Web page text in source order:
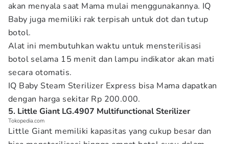
akan menyala saat Mama mulai menggunakannya. IQ
Baby juga memiliki rak terpisah untuk dot dan tutup
botol.
Alat ini membutuhkan waktu untuk mensterilisasi
botol selama 15 menit dan lampu indikator akan mati
secara otomatis.
IQ Baby Steam Sterilizer Express bisa Mama dapatkan
dengan harga sekitar Rp 200.000.
5. Little Giant LG.4907 Multifunctional Sterilizer
Tokopedia.com
Little Giant memiliki kapasitas yang cukup besar dan